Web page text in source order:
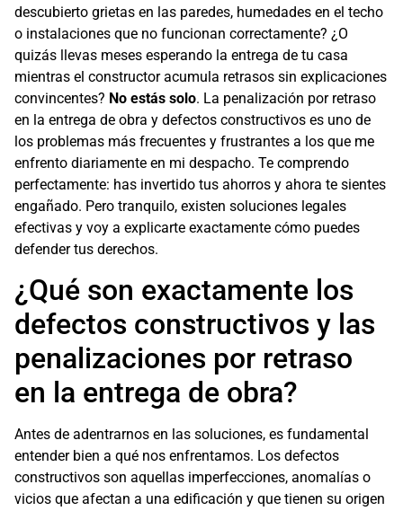
descubierto grietas en las paredes, humedades en el techo
o instalaciones que no funcionan correctamente? ¿O
quizás llevas meses esperando la entrega de tu casa
mientras el constructor acumula retrasos sin explicaciones
convincentes? No estás solo. La penalización por retraso
en la entrega de obra y defectos constructivos es uno de
los problemas más frecuentes y frustrantes a los que me
enfrento diariamente en mi despacho. Te comprendo
perfectamente: has invertido tus ahorros y ahora te sientes
engañado. Pero tranquilo, existen soluciones legales
efectivas y voy a explicarte exactamente cómo puedes
defender tus derechos.
¿Qué son exactamente los
defectos constructivos y las
penalizaciones por retraso
en la entrega de obra?
Antes de adentrarnos en las soluciones, es fundamental
entender bien a qué nos enfrentamos. Los defectos
constructivos son aquellas imperfecciones, anomalías o
vicios que afectan a una edificación y que tienen su origen